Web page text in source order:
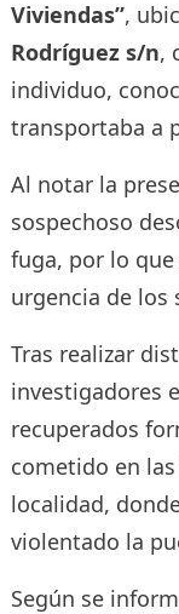
Viviendas”,
Rodríguez s/n,
individuo,
transportaba a
Al notar la
sospechoso
fuga, por lo
urgencia de los
Tras realizar
investigadores
recuperados
cometido en
localidad,
violentado la
Según se